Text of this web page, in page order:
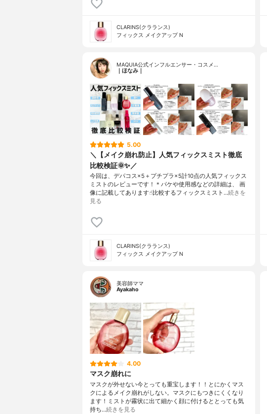
CLARINS(クラランス)
フィックス メイクアップ N
MAQUIA公式インフルエンサー・コスメ…
｜ほなみ｜
5.00
＼【メイク崩れ防止】人気フィックスミスト徹底
比較検証🌞✨／
今回は、デパコス×5＋プチプラ×5計10点の人気フィックス
ミストのレビューです！＊パケや使用感などの詳細は、 画
像に記載してあります☝︎比較するフィックスミスト…続きを
見る
CLARINS(クラランス)
フィックス メイクアップ N
美容師ママ
Ayakaho
4.00
マスク崩れに
マスクが外せない今とっても重宝します！！とにかくマス
クによるメイク崩れがしない。マスクにもつきにくくなり
ます！ミストが霧状に出て細かく顔に付けるととっても気
持ち…続きを見る